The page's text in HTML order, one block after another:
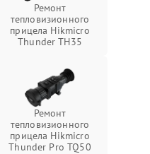
Ремонт
тепловизионного
прицела Hikmicro
Thunder TH35
Ремонт
тепловизионного
прицела Hikmicro
Thunder Pro TQ50